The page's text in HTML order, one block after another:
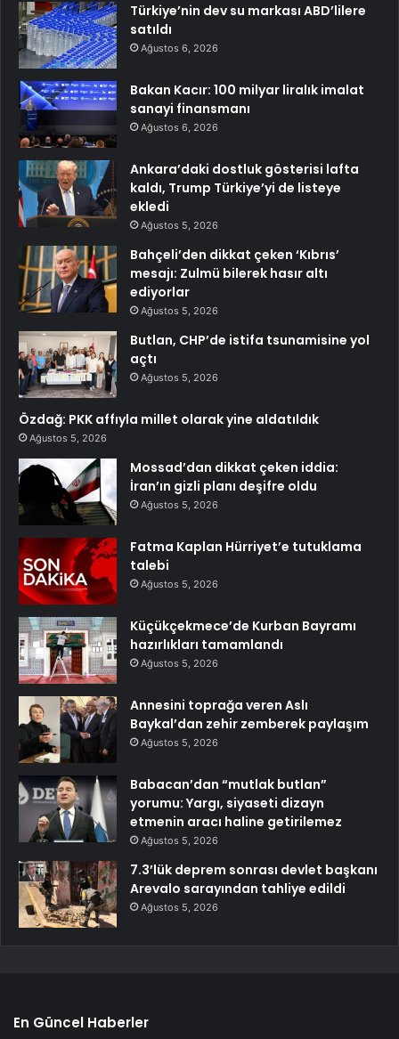
Türkiye’nin dev su markası ABD’lilere
satıldı
Ağustos 6, 2026
Bakan Kacır: 100 milyar liralık imalat
sanayi finansmanı
Ağustos 6, 2026
Ankara’daki dostluk gösterisi lafta
kaldı, Trump Türkiye’yi de listeye
ekledi
Ağustos 5, 2026
Bahçeli’den dikkat çeken ‘Kıbrıs’
mesajı: Zulmü bilerek hasır altı
ediyorlar
Ağustos 5, 2026
Butlan, CHP’de istifa tsunamisine yol
açtı
Ağustos 5, 2026
Özdağ: PKK affıyla millet olarak yine aldatıldık
Ağustos 5, 2026
Mossad’dan dikkat çeken iddia:
İran’ın gizli planı deşifre oldu
Ağustos 5, 2026
Fatma Kaplan Hürriyet’e tutuklama
talebi
Ağustos 5, 2026
Küçükçekmece’de Kurban Bayramı
hazırlıkları tamamlandı
Ağustos 5, 2026
Annesini toprağa veren Aslı
Baykal’dan zehir zemberek paylaşım
Ağustos 5, 2026
Babacan’dan “mutlak butlan”
yorumu: Yargı, siyaseti dizayn
etmenin aracı haline getirilemez
Ağustos 5, 2026
7.3’lük deprem sonrası devlet başkanı
Arevalo sarayından tahliye edildi
Ağustos 5, 2026
En Güncel Haberler